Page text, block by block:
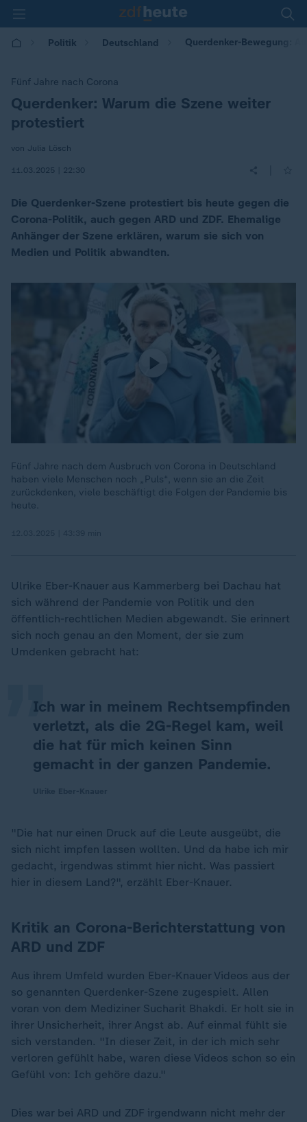
Politik Deutschland Querdenker-Bewegung:
Fünf Jahre nach Corona
:
Querdenker: Warum die Szene weiter
protestiert
von Julia Lösch
11.03.2025 | 22:30
Die Querdenker-Szene protestiert bis heute gegen die
Corona-Politik, auch gegen ARD und ZDF. Ehemalige
Anhänger der Szene erklären, warum sie sich von
Medien und Politik abwandten.
Fünf Jahre nach dem Ausbruch von Corona in Deutschland
haben viele Menschen noch „Puls“, wenn sie an die Zeit
zurückdenken, viele beschäftigt die Folgen der Pandemie bis
heute.
Ulrike Eber-Knauer aus Kammerberg bei Dachau hat
sich während der Pandemie von Politik und den
öffentlich-rechtlichen Medien abgewandt. Sie erinnert
sich noch genau an den Moment, der sie zum
Umdenken gebracht hat:
Ich war in meinem Rechtsempfinden
verletzt, als die 2G-Regel kam, weil
die hat für mich keinen Sinn
gemacht in der ganzen Pandemie.
„
"Die hat nur einen Druck auf die Leute ausgeübt, die
sich nicht impfen lassen wollten. Und da habe ich mir
gedacht, irgendwas stimmt hier nicht. Was passiert
hier in diesem Land?", erzählt Eber-Knauer.
Kritik an Corona-Berichterstattung von
ARD und ZDF
Aus ihrem Umfeld wurden Eber-Knauer Videos aus der
so genannten Querdenker-Szene zugespielt. Allen
voran von dem Mediziner Sucharit Bhakdi. Er holt sie in
ihrer Unsicherheit, ihrer Angst ab. Auf einmal fühlt sie
sich verstanden. "In dieser Zeit, in der ich mich sehr
verloren gefühlt habe, waren diese Videos schon so ein
Gefühl von: Ich gehöre dazu."
Dies war bei ARD und ZDF irgendwann nicht mehr der